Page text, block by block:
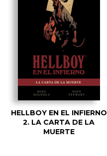
HELLBOY EN EL INFIERNO
2. LA CARTA DE LA
MUERTE